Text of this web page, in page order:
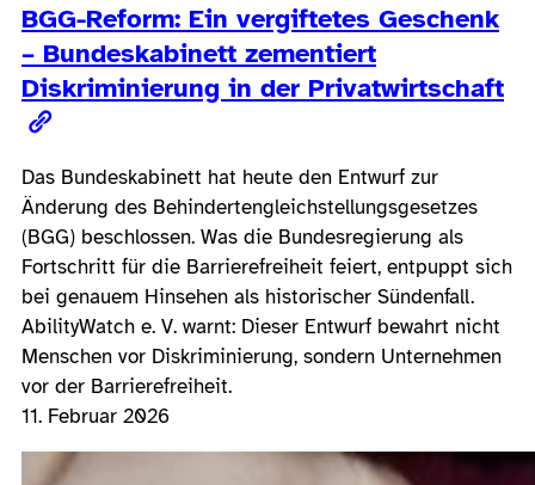
BGG-Reform: Ein vergiftetes Geschenk
– Bundeskabinett zementiert
Diskriminierung in der Privatwirtschaft
Das Bundeskabinett hat heute den Entwurf zur
Änderung des Behindertengleichstellungsgesetzes
(BGG) beschlossen. Was die Bundesregierung als
Fortschritt für die Barrierefreiheit feiert, entpuppt sich
bei genauem Hinsehen als historischer Sündenfall.
AbilityWatch e. V. warnt: Dieser Entwurf bewahrt nicht
Menschen vor Diskriminierung, sondern Unternehmen
vor der Barrierefreiheit.
11. Februar 2026